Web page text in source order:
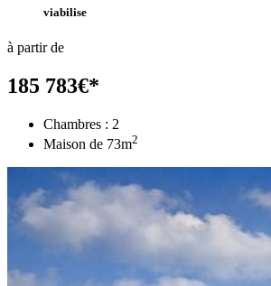
viabilise
à partir de
185 783€*
Chambres : 2
Maison de 73m2